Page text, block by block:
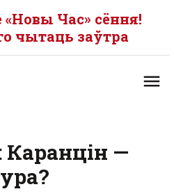
Час» сёння!
чытаць заўтра
—